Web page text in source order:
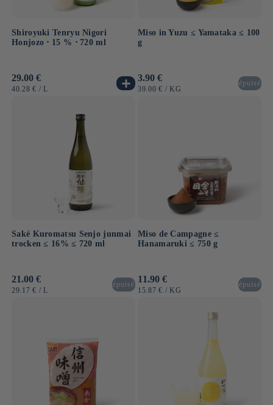
Shiroyuki Tenryu Nigori
Honjozo ⋅ 15 % ⋅ 720 ml
Normaler
Preis
29.00 €
GRUNDPREIS
40.28 € / PRO
L
Miso in Yuzu ≤ Yamataka ≤ 100
g
Normaler
Preis
3.90 €
GRUNDPREIS
39.00 € / PRO
KG
épuisé
Saké Kuromatsu Senjo junmai
trocken ≤ 16% ≤ 720 ml
Normaler
Preis
21.00 €
GRUNDPREIS
29.17 € / PRO
L
épuisé
Miso de Campagne ≤
Hanamaruki ≤ 750 g
Normaler
Preis
11.90 €
GRUNDPREIS
15.87 € / PRO
KG
épuisé